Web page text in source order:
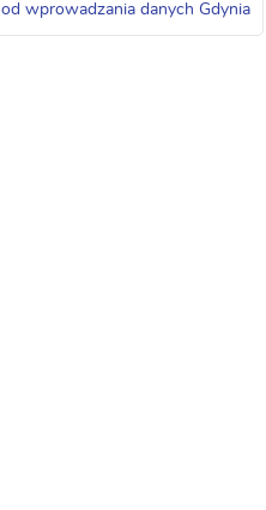
wprowadzania danych Gdynia